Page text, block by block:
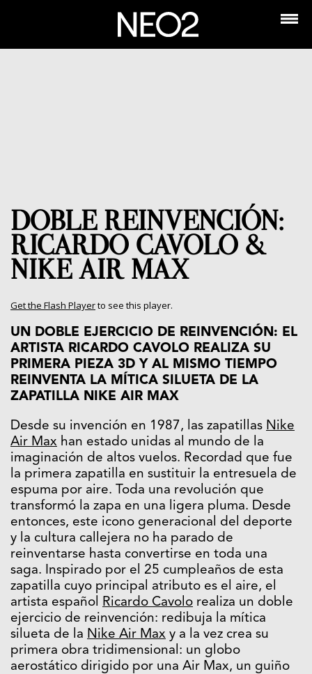
DOBLE REINVENCIÓN:
RICARDO CAVOLO &
NIKE AIR MAX
Get the Flash Playerto see this player.
UN DOBLE EJERCICIO DE REINVENCIÓN: EL
ARTISTA RICARDO CAVOLO REALIZA SU
PRIMERA PIEZA 3D Y AL MISMO TIEMPO
REINVENTA LA MÍTICA SILUETA DE LA
ZAPATILLA NIKE AIR MAX
Desde su invención en 1987, las zapatillas Nike
Air Max han estado unidas al mundo de la
imaginación de altos vuelos. Recordad que fue
la primera zapatilla en sustituir la entresuela de
espuma por aire. Toda una revolución que
transformó la zapa en una ligera pluma. Desde
entonces, este icono generacional del deporte
y la cultura callejera no ha parado de
reinventarse hasta convertirse en toda una
saga. Inspirado por el 25 cumpleaños de esta
zapatilla cuyo principal atributo es el aire, el
artista español Ricardo Cavolo realiza un doble
ejercicio de reinvención: redibuja la mítica
silueta de la Nike Air Max y a la vez crea su
primera obra tridimensional: un globo
aerostático dirigido por una Air Max, un guiño